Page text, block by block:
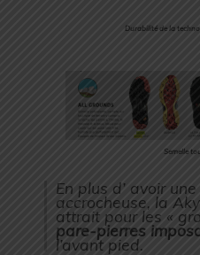
Durabilité de la
Semelle
En plus d’ avoir
accrocheuse, la
attrait pour les «
pare-pierres
l’avant pied.